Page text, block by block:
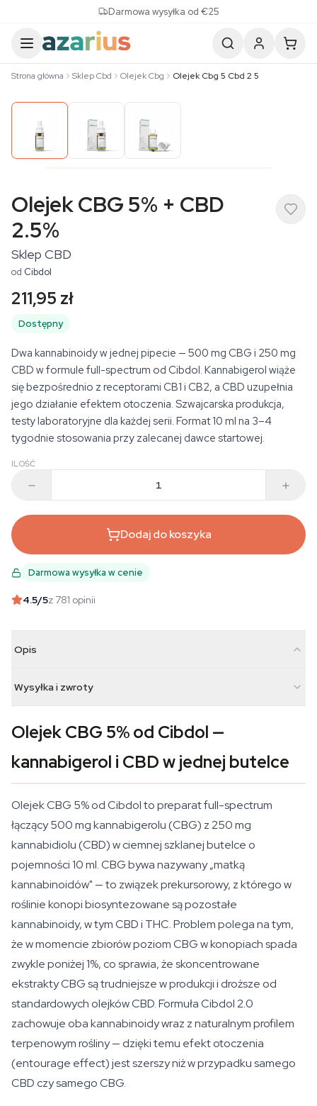
Darmowa wysyłka od €25
Strona główna Sklep Cbd Olejek Cbg Olejek Cbg 5 Cbd 2 5
Olejek CBG 5% + CBD
2.5%
Sklep CBD
od Cibdol
211,95 zł
Dostępny
Dwa kannabinoidy w jednej pipecie — 500 mg CBG i 250 mg
CBD w formule full-spectrum od Cibdol. Kannabigerol wiąże
się bezpośrednio z receptorami CB1 i CB2, a CBD uzupełnia
jego działanie efektem otoczenia. Szwajcarska produkcja,
testy laboratoryjne dla każdej serii. Format 10 ml na 3–4
tygodnie stosowania przy zalecanej dawce startowej.
ILOŚĆ
Dodaj do koszyka
Darmowa wysyłka w cenie
4.5/5z 781 opinii
Opis
Wysyłka i zwroty
Olejek CBG 5% od Cibdol —
kannabigerol i CBD w jednej butelce
Olejek CBG 5% od Cibdol to preparat full-spectrum
łączący 500 mg kannabigerolu (CBG) z 250 mg
kannabidiolu (CBD) w ciemnej szklanej butelce o
pojemności 10 ml. CBG bywa nazywany „matką
kannabinoidów" — to związek prekursorowy, z którego w
roślinie konopi biosyntezowane są pozostałe
kannabinoidy, w tym CBD i THC. Problem polega na tym,
że w momencie zbiorów poziom CBG w konopiach spada
zwykle poniżej 1%, co sprawia, że skoncentrowane
ekstrakty CBG są trudniejsze w produkcji i droższe od
standardowych olejków CBD. Formuła Cibdol 2.0
zachowuje oba kannabinoidy wraz z naturalnym profilem
terpenowym rośliny — dzięki temu efekt otoczenia
(entourage effect) jest szerszy niż w przypadku samego
CBD czy samego CBG.